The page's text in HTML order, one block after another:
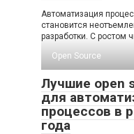
Автоматизация
становится
разработки. С ростом
Open Source
Лучшие open
для
процессов в
года